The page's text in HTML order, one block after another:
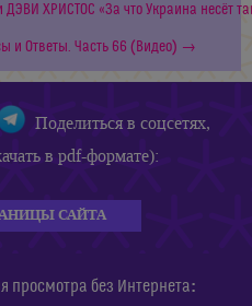
ХРИСТОС «За что Украина несёт
и Ответы. Часть 66 (Видео) →
Поделиться в соцсетях,
в pdf-формате):
САЙТА
просмотра без Интернета: